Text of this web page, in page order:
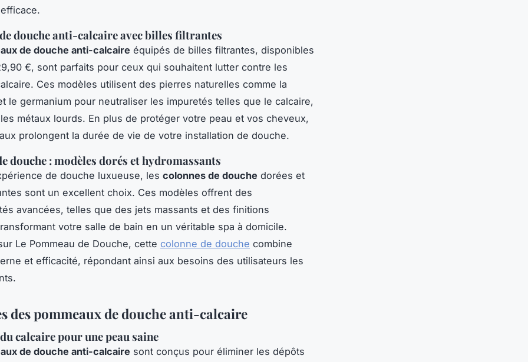
douche anti-calcaire avec billes filtrantes
de douche anti-calcaire équipés de billes filtrantes, disponibles
€, sont parfaits pour ceux qui souhaitent lutter contre les
Ces modèles utilisent des pierres naturelles comme la
le germanium pour neutraliser les impuretés telles que le calcaire,
métaux lourds. En plus de protéger votre peau et vos cheveux,
prolongent la durée de vie de votre installation de douche.
douche : modèles dorés et hydromassants
de douche luxueuse, les colonnes de douche dorées et
sont un excellent choix. Ces modèles offrent des
avancées, telles que des jets massants et des finitions
votre salle de bain en un véritable spa à domicile.
Le Pommeau de Douche, cette colonne de douche combine
et efficacité, répondant ainsi aux besoins des utilisateurs les
des pommeaux de douche anti-calcaire
calcaire pour une peau saine
de douche anti-calcaire sont conçus pour éliminer les dépôts